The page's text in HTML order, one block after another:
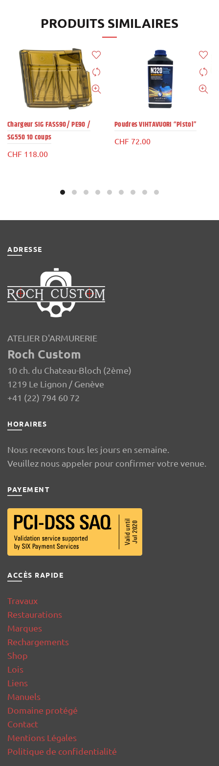
PRODUITS SIMILAIRES
Chargeur SIG FASS90/ PE90 /
SG550 10 coups
CHF 118.00
Poudres VIHTAVUORI “Pistol”
CHF 72.00
ADRESSE
ATELIER D'ARMURERIE
Roch Custom
10 ch. du Chateau-Bloch (2ème)
1219 Le Lignon / Genève
+41 (22) 794 60 72
HORAIRES
Nous recevons tous les jours en semaine.
Veuillez nous appeler pour confirmer votre venue.
PAYEMENT
ACCÈS RAPIDE
Travaux
Restaurations
Marques
Rechargements
Shop
Lois
Liens
Manuels
Domaine protégé
Contact
Mentions Légales
Politique de confidentialité